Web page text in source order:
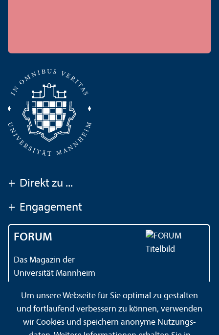
+ Direkt zu ...
+ Engagement
FORUM
Das Magazin der
Universität Mannheim
Kontakt Impressum Datenschutz
Barrierefreiheit
Um unsere Webseite für Sie optimal zu gestalten
und fortlaufend verbessern zu können, verwenden
wir Cookies und speichern anonyme Nutzungs­